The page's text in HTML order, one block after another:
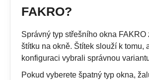
FAKRO?
Správný typ střešního okna FAKRO
štítku na okně. Štítek slouží k tomu,
konfiguraci vybrali správnou
Pokud vyberete špatný typ okna,